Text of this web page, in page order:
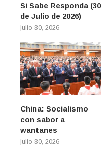
Si Sabe Responda (30
de Julio de 2026)
julio 30, 2026
China: Socialismo
con sabor a
wantanes
julio 30, 2026